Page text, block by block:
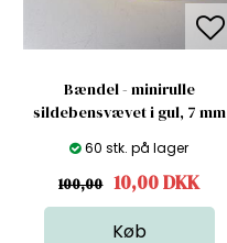
Bændel - minirulle
sildebensvævet i gul, 7 mm
60 stk. på lager
100,00 10,00DKK